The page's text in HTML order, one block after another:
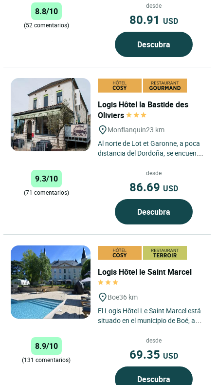
degustar sus productos...
8.8/10
(52 comentarios)
desde
80.91 USD
Descubra
Logis Hôtel la Bastide des
Oliviers
Monflanquin23 km
Al norte de Lot et Garonne, a poca
distancia del Dordoña, se encuentra
Monflanquin, catalogado...
9.3/10
(71 comentarios)
desde
86.69 USD
Descubra
Logis Hôtel le Saint Marcel
Boe36 km
El Logis Hôtel Le Saint Marcel está
situado en el municipio de Boé, a
Idealmente ubicado...
8.9/10
(131 comentarios)
desde
69.35 USD
Descubra